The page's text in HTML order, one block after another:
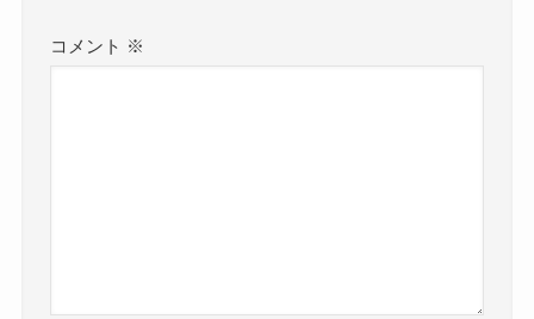
コメント ※